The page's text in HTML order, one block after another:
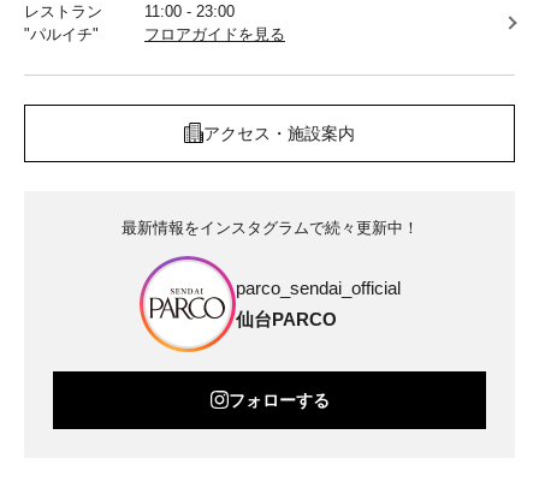
レストラン
"パルイチ"
11:00 - 23:00
フロアガイドを見る
アクセス・施設案内
最新情報をインスタグラムで続々更新中！
parco_sendai_official
仙台PARCO
フォローする